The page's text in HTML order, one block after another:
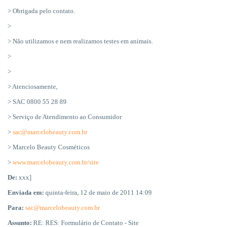
> Obrigada pelo contato.
>
> Não utilizamos e nem realizamos testes em animais.
>
>
> Atenciosamente,
> SAC 0800 55 28 89
> Serviço de Atendimento ao Consumidor
> sac@marcelobeauty.com.br
> Marcelo Beauty Cosméticos
> www.marcelobeauty.com.br/site
De: xxx]
Enviada em: quinta-feira, 12 de maio de 2011 14:09
Para: sac@marcelobeauty.com.br
Assunto: RE: RES: Formulário de Contato - Site